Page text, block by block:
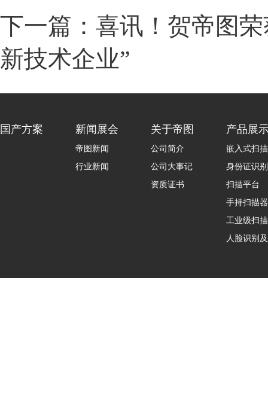
下一篇：喜讯！贺帝图
新技术企业”
国产方案 新闻展会
帝图新闻
行业新闻
关于帝图
公司简介
公司大事记
资质证书
产品展
嵌入式扫
身份证识
扫描平台
手持扫描器
工业级扫描
人脸识别